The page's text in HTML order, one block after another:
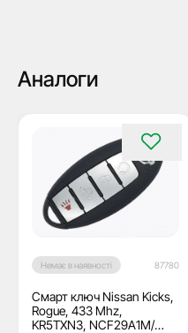
Аналоги
Немає в наявності 87780
Смарт ключ Nissan Kicks,
Rogue, 433 Mhz,
KR5TXN3, NCF29A1M/